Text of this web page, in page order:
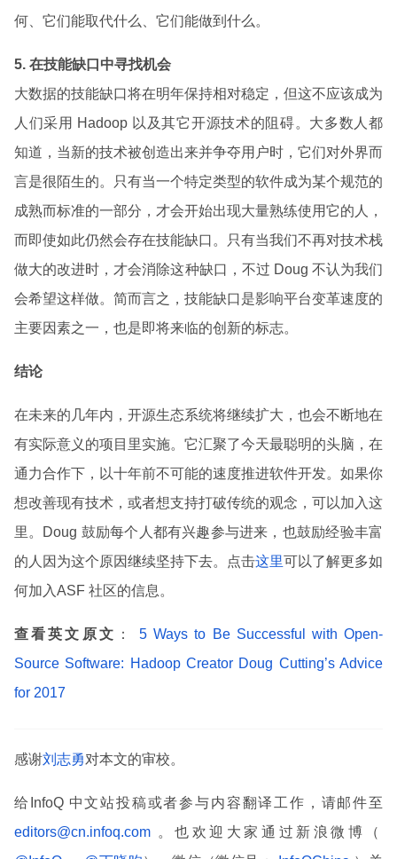
何、它们能取代什么、它们能做到什么。
5. 在技能缺口中寻找机会
大数据的技能缺口将在明年保持相对稳定，但这不应该成为
人们采用 Hadoop 以及其它开源技术的阻碍。大多数人都
知道，当新的技术被创造出来并争夺用户时，它们对外界而
言是很陌生的。只有当一个特定类型的软件成为某个规范的
成熟而标准的一部分，才会开始出现大量熟练使用它的人，
而即使如此仍然会存在技能缺口。只有当我们不再对技术栈
做大的改进时，才会消除这种缺口，不过 Doug 不认为我们
会希望这样做。简而言之，技能缺口是影响平台变革速度的
主要因素之一，也是即将来临的创新的标志。
结论
在未来的几年内，开源生态系统将继续扩大，也会不断地在
有实际意义的项目里实施。它汇聚了今天最聪明的头脑，在
通力合作下，以十年前不可能的速度推进软件开发。如果你
想改善现有技术，或者想支持打破传统的观念，可以加入这
里。Doug 鼓励每个人都有兴趣参与进来，也鼓励经验丰富
的人因为这个原因继续坚持下去。点击这里可以了解更多如
何加入ASF 社区的信息。
查看英文原文 ：
5 Ways to Be Successful with Open-
Source Software: Hadoop Creator Doug Cutting’s Advice
for 2017
感谢刘志勇对本文的审校。
给InfoQ 中文站投稿或者参与内容翻译工作，请邮件至
editors@cn.infoq.com 。也欢迎大家通过新浪微博（